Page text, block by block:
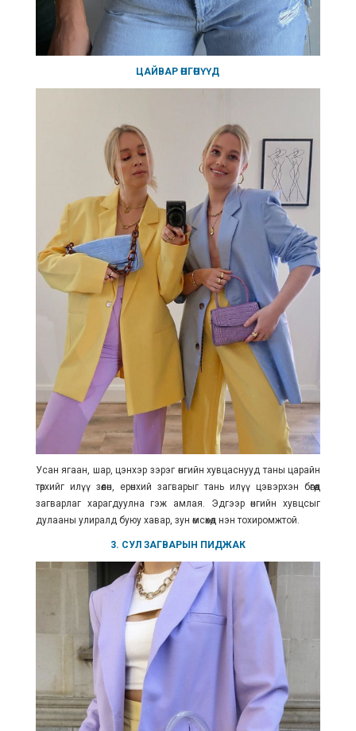
ЦАЙВАР ӨНГӨНҮҮД
Усан ягаан, шар, цэнхэр зэрэг өнгийн хувцаснууд таны царайн
төрхийг илүү зөөлөн, ерөнхий загварыг тань илүү цэвэрхэн бөгөөд
загварлаг харагдуулна гэж амлая. Эдгээр өнгийн хувцсыг
дулааны улиралд буюу хавар, зун өмсөхөд нэн тохиромжтой.
3. СУЛ ЗАГВАРЫН ПИДЖАК